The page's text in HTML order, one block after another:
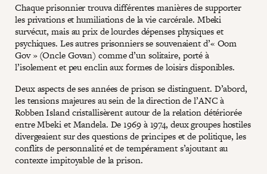
Chaque prisonnier trouva différentes manières de supporter
les privations et humiliations de la vie carcérale. Mbeki
survécut, mais au prix de lourdes dépenses physiques et
psychiques. Les autres prisonniers se souvenaient d’« Oom
Gov » (Oncle Govan) comme d’un solitaire, porté à
l’isolement et peu enclin aux formes de loisirs disponibles.
Deux aspects de ses années de prison se distinguent. D’abord,
les tensions majeures au sein de la direction de l’ANC à
Robben Island cristallisèrent autour de la relation détériorée
entre Mbeki et Mandela. De 1969 à 1974, deux groupes hostiles
divergeaient sur des questions de principes et de politique, les
conflits de personnalité et de tempérament s’ajoutant au
contexte impitoyable de la prison.